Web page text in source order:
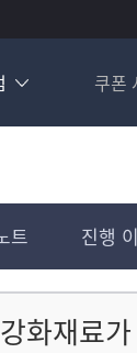
쿠폰
트 진행
화재료